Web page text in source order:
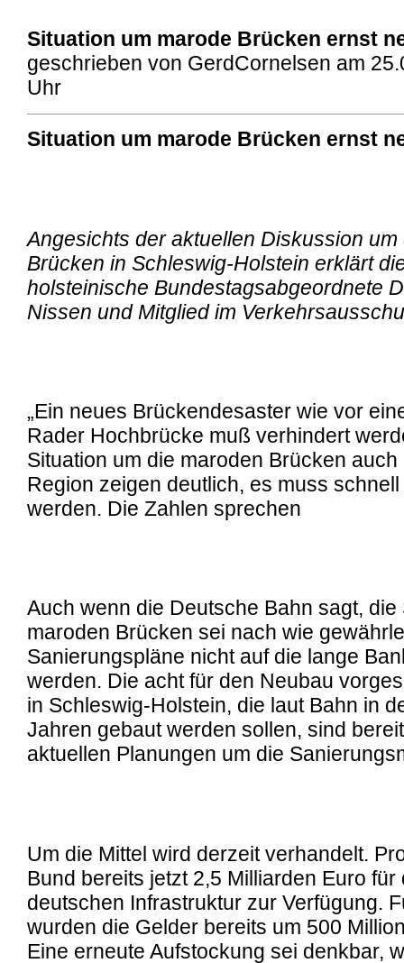
Situation um marode Brücken ernst
geschrieben von GerdCornelsen am
Uhr
Situation um marode Brücken ernst
Angesichts der aktuellen Diskussion
Brücken in Schleswig-Holstein erklärt
holsteinische Bundestagsabgeordnete
Nissen und Mitglied im
„Ein neues Brückendesaster wie vor
Rader Hochbrücke muß verhindert
Situation um die maroden Brücken
Region zeigen deutlich, es muss
werden. Die Zahlen sprechen
Auch wenn die Deutsche Bahn sagt, die
maroden Brücken sei nach wie
Sanierungspläne nicht auf die lange
werden. Die acht für den Neubau
in Schleswig-Holstein, die laut Bahn in
Jahren gebaut werden sollen, sind
aktuellen Planungen um die
Um die Mittel wird derzeit verhandelt.
Bund bereits jetzt 2,5 Milliarden Euro für
deutschen Infrastruktur zur Verfügung.
wurden die Gelder bereits um 500
Eine erneute Aufstockung sei denkbar,